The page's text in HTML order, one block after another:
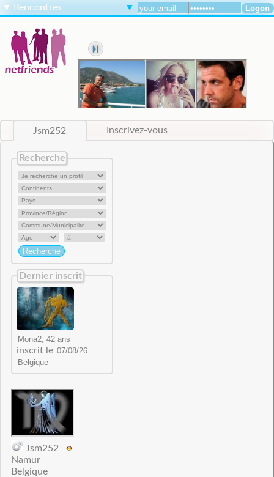
▼ Rencontres ▼
Jsm252 Inscrivez-vous
Recherche
Dernier inscrit
inscrit le
Jsm252
Namur
Belgique